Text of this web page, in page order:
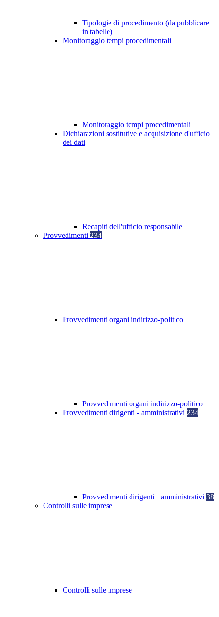
Tipologie di procedimento (da pubblicare
in tabelle)
Monitoraggio tempi procedimentali
Monitoraggio tempi procedimentali
Dichiarazioni sostitutive e acquisizione d'ufficio
dei dati
Recapiti dell'ufficio responsabile
Provvedimenti 234
Provvedimenti organi indirizzo-politico
Provvedimenti organi indirizzo-politico
Provvedimenti dirigenti - amministrativi 234
Provvedimenti dirigenti - amministrativi 38
Controlli sulle imprese
Controlli sulle imprese